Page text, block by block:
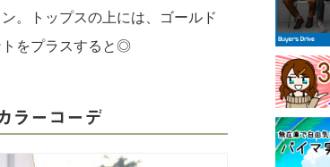
。トップスの上には、ゴールド
トをプラスすると◎
ラーコーデ